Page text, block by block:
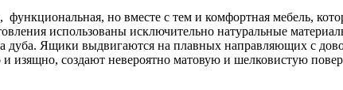
функциональная, но вместе с тем и комфортная мебель,
использованы исключительно натуральные
дуба. Ящики выдвигаются на плавных направляющих с
и изящно, создают невероятно матовую и шелковистую